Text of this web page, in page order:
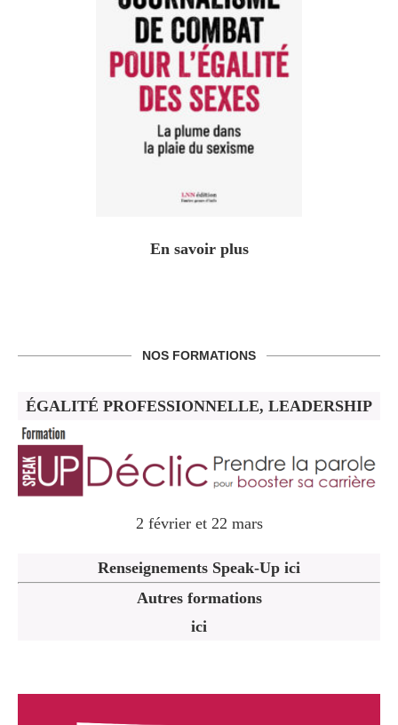
En savoir plus
NOS FORMATIONS
ÉGALITÉ PROFESSIONNELLE, LEADERSHIP
2 février et 22 mars
Renseignements Speak-Up ici
Autres formations
ici